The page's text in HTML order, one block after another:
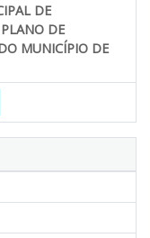
DE
DE
MUNICÍPIO DE